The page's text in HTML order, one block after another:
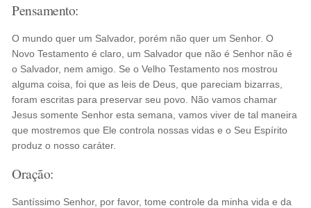
Pensamento:
O mundo quer um Salvador, porém não quer um Senhor. O
Novo Testamento é claro, um Salvador que não é Senhor não é
o Salvador, nem amigo. Se o Velho Testamento nos mostrou
alguma coisa, foi que as leis de Deus, que pareciam bizarras,
foram escritas para preservar seu povo. Não vamos chamar
Jesus somente Senhor esta semana, vamos viver de tal maneira
que mostremos que Ele controla nossas vidas e o Seu Espírito
produz o nosso caráter.
Oração:
Santíssimo Senhor, por favor, tome controle da minha vida e da